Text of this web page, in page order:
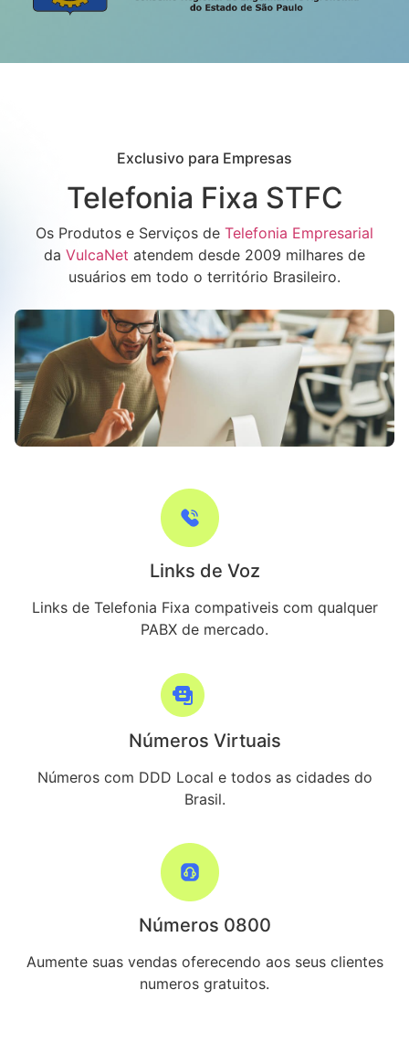
Exclusivo para Empresas
Telefonia Fixa STFC
Os Produtos e Serviços de Telefonia Empresarial
da VulcaNet atendem desde 2009 milhares de
usuários em todo o território Brasileiro.
Links de Voz
Links de Telefonia Fixa compativeis com qualquer
PABX de mercado.
Números Virtuais
Números com DDD Local e todos as cidades do
Brasil.
Números 0800
Aumente suas vendas oferecendo aos seus clientes
numeros gratuitos.